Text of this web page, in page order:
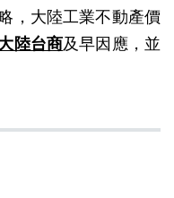
，大陸工業不動產價
陸台商及早因應，並